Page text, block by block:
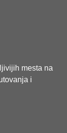
mesta na
i